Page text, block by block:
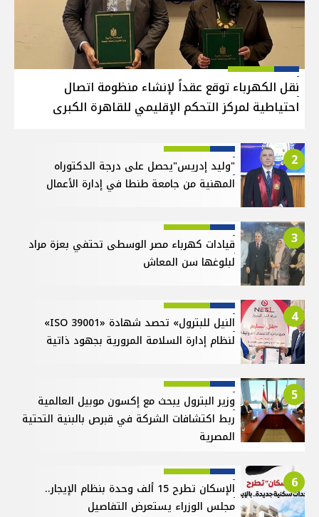
نقل الكهرباء توقع عقداً لإنشاء منظومة اتصال
احتياطية لمركز التحكم الإقليمي للقاهرة الكبرى
2
"وليد إدريس"يحصل على درجة الدكتوراه
المهنية من جامعة طنطا في إدارة الأعمال
3
قيادات كهرباء مصر الوسطى تحتفي بعزة مراد
لبلوغها سن المعاش
4
النيل للبترول» تحصد شهادة «ISO 39001»
لنظام إدارة السلامة المرورية بجهود ذاتية
5
وزير البترول يبحث مع إكسون موبيل العالمية
ربط اكتشافات الشركة في قبرص بالبنية التحتية
المصرية
6
الإسكان تطرح 15 ألف وحدة بنظام الإيجار..
مجلس الوزراء يستعرض التفاصيل